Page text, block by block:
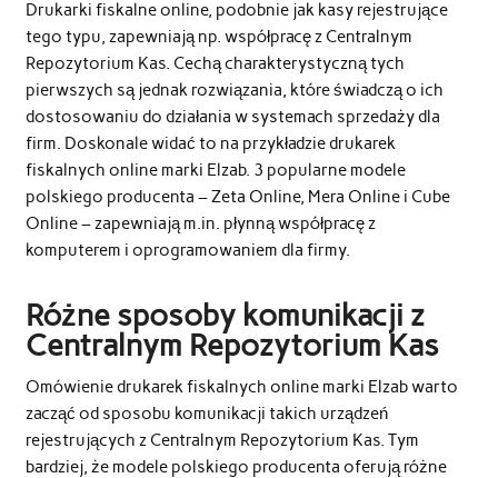
Drukarki fiskalne online, podobnie jak kasy rejestrujące
tego typu, zapewniają np. współpracę z Centralnym
Repozytorium Kas. Cechą charakterystyczną tych
pierwszych są jednak rozwiązania, które świadczą o ich
dostosowaniu do działania w systemach sprzedaży dla
firm. Doskonale widać to na przykładzie drukarek
fiskalnych online marki Elzab. 3 popularne modele
polskiego producenta – Zeta Online, Mera Online i Cube
Online – zapewniają m.in. płynną współpracę z
komputerem i oprogramowaniem dla firmy.
Różne sposoby komunikacji z
Centralnym Repozytorium Kas
Omówienie drukarek fiskalnych online marki Elzab warto
zacząć od sposobu komunikacji takich urządzeń
rejestrujących z Centralnym Repozytorium Kas. Tym
bardziej, że modele polskiego producenta oferują różne